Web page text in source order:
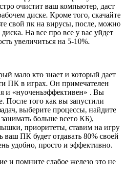
очистит ваш компьютер, даст
диске. Кроме того, скачайте
свой пк на вирусы, после, можно
На все про все у вас уйдет
увеличиться на 5-10%.
мало кто знает и который дает
ПК в играх. Он примечателен
и «нуоченьэффективен» . Вы
После того как вы запустили
выберите процессы, найдите
больше всего КБ),
приоритеты, ставим на игру
ваш ПК будет отдавать 80% своей
удобно, просто и эффективно.
и помните слабое железо это не